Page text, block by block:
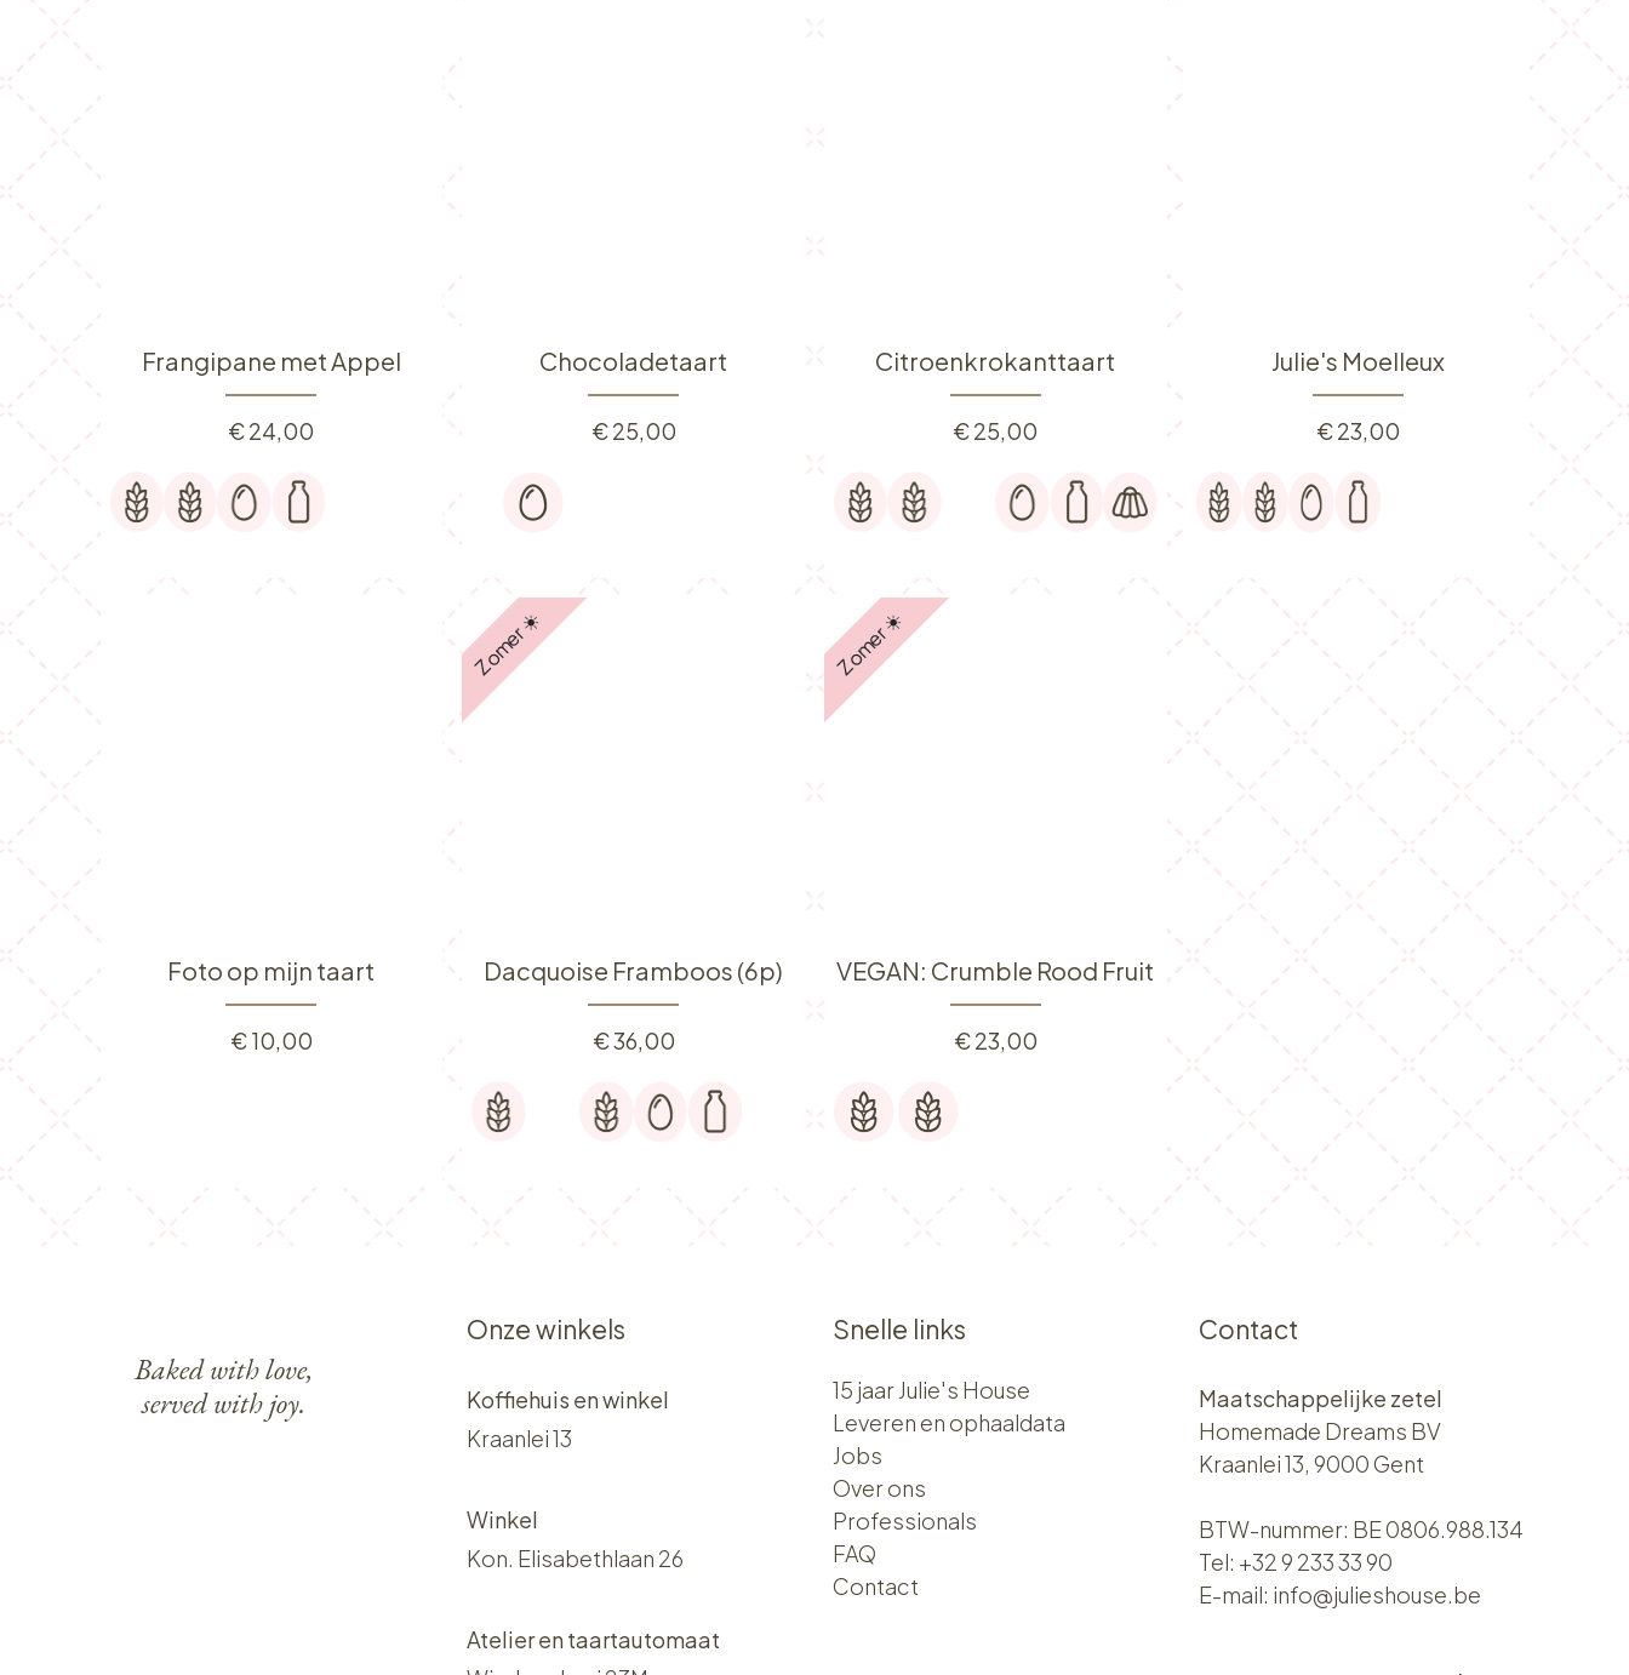
Frangipane met Appel
€24,00
Chocoladetaart
€25,00
Citroenkrokanttaart
€25,00
Julie's Moelleux
€23,00
Foto op mijn taart
€10,00
Zomer ☀️
Dacquoise Framboos (6p)
€36,00
Zomer ☀️
VEGAN: Crumble Rood Fruit
€23,00
Baked with love,
served with joy.
Onze winkels
Koffiehuis en winkel
Kraanlei 13
Winkel
Kon. Elisabethlaan 26
Atelier en taartautomaat
Snelle links
15 jaar Julie's House
Leveren en ophaaldata
Jobs
Over ons​​
Professionals
FAQ
Contact
Contact
Maatschappelijke zetel
Homemade Dreams BV
Kraanlei 13, 9000 Gent
BTW-nummer: BE 0806.988.134
Tel: +32 9 233 33 90
E-mail: info@julieshouse.be